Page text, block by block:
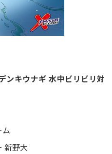
ンキウナギ 水中ビリビリ対
ム
新野大